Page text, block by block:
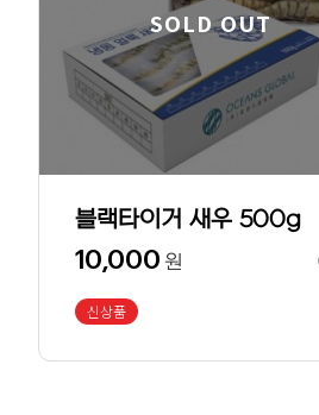
SOLD OUT
블랙타이거 새우 500g
10,000 원
신상품